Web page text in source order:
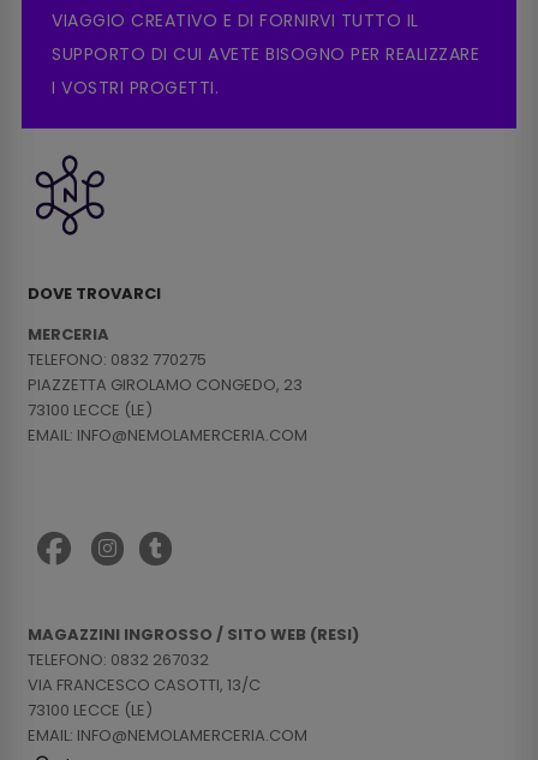
VIAGGIO CREATIVO E DI FORNIRVI TUTTO IL
SUPPORTO DI CUI AVETE BISOGNO PER REALIZZARE
I VOSTRI PROGETTI.
DOVE TROVARCI
MERCERIA
TELEFONO: 0832 770275
PIAZZETTA GIROLAMO CONGEDO, 23
73100 LECCE (LE)
EMAIL: INFO@NEMOLAMERCERIA.COM
MAGAZZINI INGROSSO / SITO WEB (RESI)
TELEFONO: 0832 267032
VIA FRANCESCO CASOTTI, 13/C
73100 LECCE (LE)
EMAIL: INFO@NEMOLAMERCERIA.COM